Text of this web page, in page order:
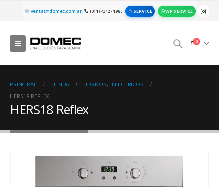
ventas@domec.com.ar| (011) 4312 - 1980 SERVICE WP SERVICE
0
PRINCIPAL TIENDA HORNOS,
ELECTRICOS
HERS18 REFLEX
HERS18 Reflex